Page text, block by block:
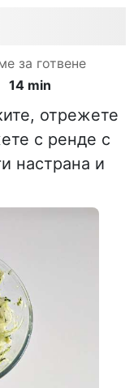
за готвене
14 min
отрежете
с ренде с
настрана и